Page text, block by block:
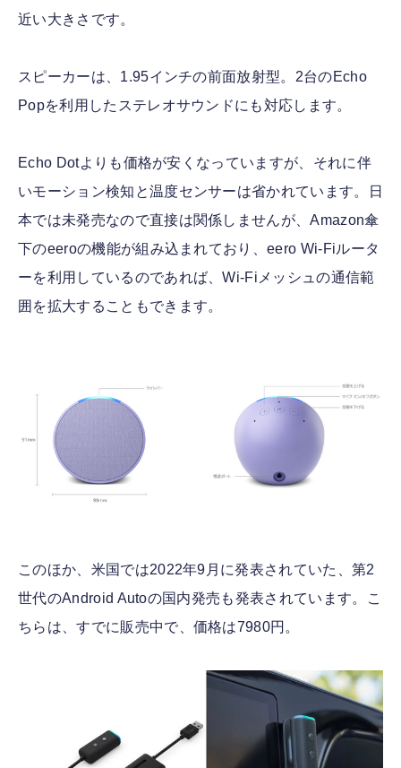
近い大きさです。
スピーカーは、1.95インチの前面放射型。2台のEcho
Popを利用したステレオサウンドにも対応します。
Echo Dotよりも価格が安くなっていますが、それに伴
いモーション検知と温度センサーは省かれています。日
本では未発売なので直接は関係しませんが、Amazon傘
下のeeroの機能が組み込まれており、eero Wi-Fiルータ
ーを利用しているのであれば、Wi-Fiメッシュの通信範
囲を拡大することもできます。
このほか、米国では2022年9月に発表されていた、第2
世代のAndroid Autoの国内発売も発表されています。こ
ちらは、すでに販売中で、価格は7980円。